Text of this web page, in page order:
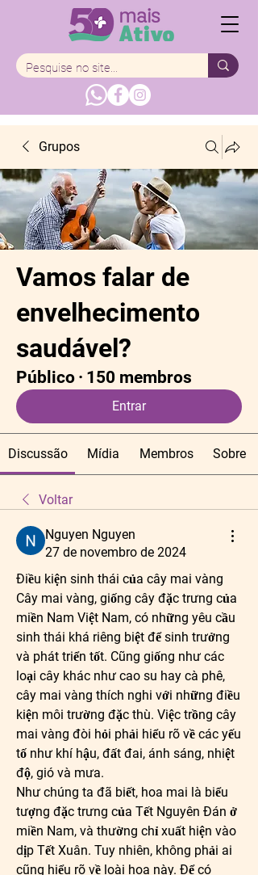
Grupos
Vamos falar de
envelhecimento
saudável?
Público · 150 membros
Entrar
Discussão Mídia Membros Sobre
Voltar
Nguyen Nguyen
27 de novembro de 2024
Điều kiện sinh thái của cây mai vàng
Cây mai vàng, giống cây đặc trưng của
miền Nam Việt Nam, có những yêu cầu
sinh thái khá riêng biệt để sinh trưởng
và phát triển tốt. Cũng giống như các
loại cây khác như cao su hay cà phê,
cây mai vàng thích nghi với những điều
kiện môi trường đặc thù. Việc trồng cây
mai vàng đòi hỏi phải hiểu rõ về các yếu
tố như khí hậu, đất đai, ánh sáng, nhiệt
độ, gió và mưa.
Như chúng ta đã biết, hoa mai là biểu
tượng đặc trưng của Tết Nguyên Đán ở
miền Nam, và thường chỉ xuất hiện vào
dịp Tết Xuân. Tuy nhiên, không phải ai
cũng hiểu rõ về loài hoa này. Để có